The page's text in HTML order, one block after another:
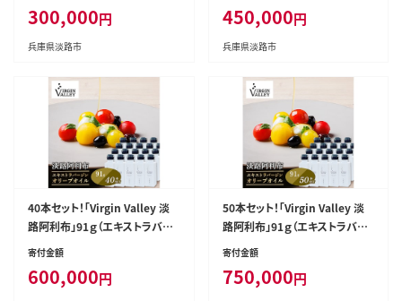
300,000円
兵庫県淡路市
450,000円
兵庫県淡路市
40本セット！「Virgin Valley 淡
路阿利布」91ｇ（エキストラバー
ジンオリーブオイル）【2025年度
寄付金額
600,000円
50本セット！「Virgin Valley 淡
路阿利布」91ｇ（エキストラバー
ジンオリーブオイル）【2025年度
寄付金額
750,000円